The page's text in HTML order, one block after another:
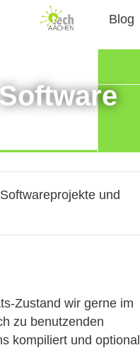
Blog
und
Zustand wir gerne im
zu benutzenden
kompiliert und optional